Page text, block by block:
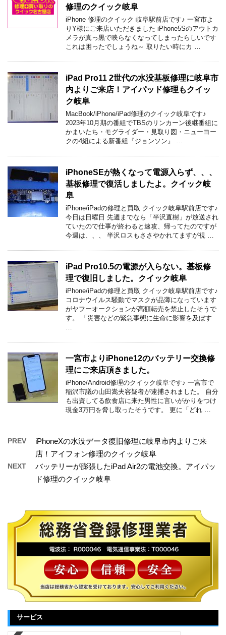
修理のクイック岐阜
iPhone 修理のクイック 岐阜駅前店です♪ 一宮市よ
りY様にご来店いただきました iPhone5Sのアウトカ
メラが真っ黒で映らなくなってしまったらしいです
これは困ったでしょうね～ 取りたい時にカ …
iPad Pro11 2世代の水没基板修理に岐阜市
内よりご来店！アイパッド修理もクイッ
ク岐阜
MacBook/iPhone/iPad修理のクイック岐阜です♪
2023年10月期の番組でTBSのリンカーン後継番組に
かまいたち・モグライダー・見取り図・ニューヨー
クの4組による新番組『ジョンソン』 …
iPhoneSEが熱くなって電源入らず、、、
基板修理で復活しましたよ。クイック岐
阜
iPhone/iPadの修理と買取 クイック岐阜駅前店です♪
今日は日曜日 先週までなら「半沢直樹」が放送され
ていたので仕事が終わると速攻、帰ってたのですが
今週は、、、 半沢ロスもささやかれてますが視 …
iPad Pro10.5の電源が入らない。基板修
理で復旧しました。クイック岐阜
iPhone/iPadの修理と買取 クイック岐阜駅前店です♪
コロナウイルス騒動でマスクが品薄になっています
がヤフーオークションが高額転売を禁止したそうで
す。 「災害などの緊急事態に生命に影響を及ぼす
一宮市よりiPhone12のバッテリー交換修
理にご来店頂きました。
iPhone/Android修理のクイック岐阜です♪ 一宮市で
稲沢市議の山田嵩夫容疑者が逮捕されました。 自分
も出資してる飲食店に来た男性に言いがかりをつけ
現金3万円を脅し取ったそうです。 更に「どれ …
PREV
iPhoneXの水没データ復旧修理に岐阜市内よりご来
店！アイフォン修理のクイック岐阜
NEXT
バッテリーが膨張したiPad Air2の電池交換。アイパッ
ド修理のクイック岐阜
サービス